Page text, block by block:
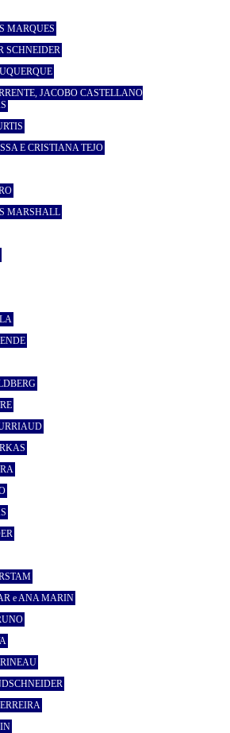
MARQUES
SCHNEIDER
JACOBO CASTELLANO
E CRISTIANA TEJO
MARSHALL
e ANA MARIN